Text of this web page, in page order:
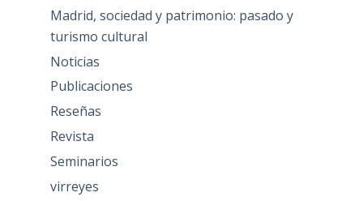
Madrid, sociedad y patrimonio: pasado y
turismo cultural
Noticias
Publicaciones
Reseñas
Revista
Seminarios
virreyes